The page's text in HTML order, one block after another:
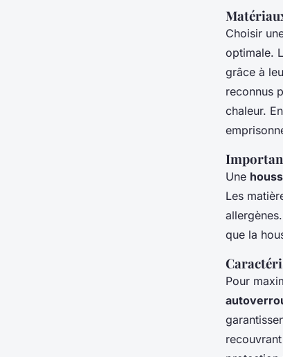
Choisir
optimale.
grâce à
reconnus
chaleur.
Une
Les
que la
Pour